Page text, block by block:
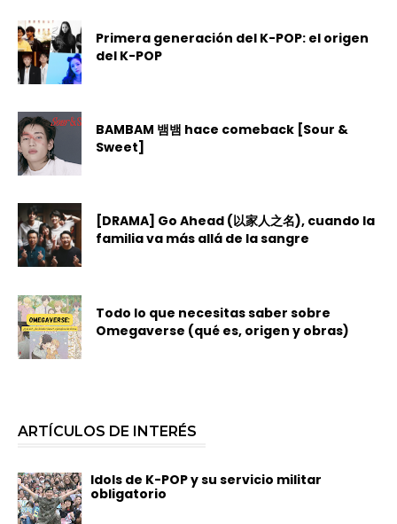
Primera generación del K-POP: el origen
del K-POP
BAMBAM 뱀뱀 hace comeback [Sour &
Sweet]
[DRAMA] Go Ahead (以家人之名), cuando la
familia va más allá de la sangre
Todo lo que necesitas saber sobre
Omegaverse (qué es, origen y obras)
ARTÍCULOS DE INTERÉS
Idols de K-POP y su servicio militar
obligatorio